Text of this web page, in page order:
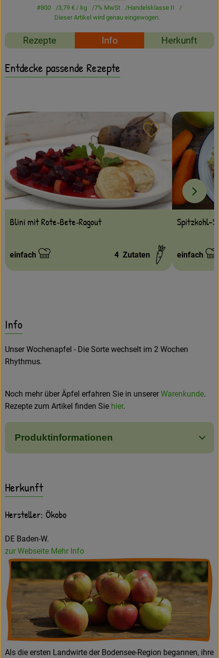
Über uns
#800 3,79 €/ kg 7% MwSt
Handelsklasse II
Dieser Artikel wird genau eingewogen.
Rezepte Info Herkunft
Entdecke passende Rezepte
Blini mit Rote‐Bete‐Ragout
Schwierigkeit:
einfach 4 Zutaten
Rezept zu
Spitzkohl-
einfach
Info
Unser Wochenapfel - Die Sorte wechselt im 2 Wochen
Rhythmus.
Noch mehr über Äpfel erfahren Sie in unserer Warenkunde.
Rezepte zum Artikel finden Sie hier.
Produktinformationen
Herkunft
Hersteller: Ökobo
DE Baden-W.
zur Webseite Mehr Info
Als die ersten Landwirte der Bodensee-Region begannen, ihre